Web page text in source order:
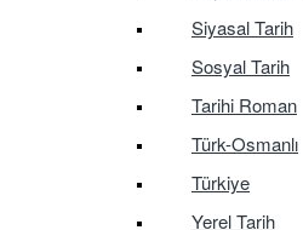
Siyasal Tarih
Sosyal Tarih
Tarihi Roman
Türk-Osmanlı
Türkiye
Yerel Tarih